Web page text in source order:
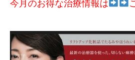
今月のお得な治療情報は